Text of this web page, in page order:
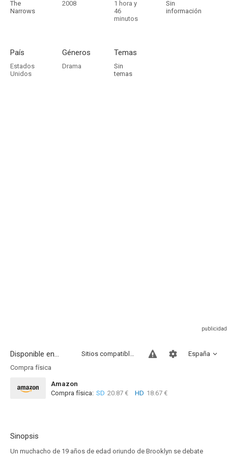
The
Narrows
2008
1 hora y
46
minutos
Sin
información
País
Estados
Unidos
Géneros
Drama
Temas
Sin
temas
Disponible en... España
Sitios compatibles
Compra física
Amazon
Compra física: SD 20.87 € HD 18.67 €
Sinopsis
Un muchacho de 19 años de edad oriundo de Brooklyn se debate